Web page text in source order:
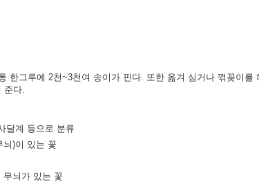
한그루에 2천~3천여 송이가 핀다. 또한 옮겨 심거나 꺾꽂이를
준다.
달계 등으로 분류
늬)이 있는 꽃
늬가 있는 꽃